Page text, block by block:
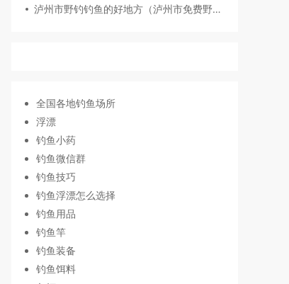
泸州市野钓钓鱼的好地方（泸州市免费野钓地点推荐）
全国各地钓鱼场所
浮漂
钓鱼小药
钓鱼微信群
钓鱼技巧
钓鱼浮漂怎么选择
钓鱼用品
钓鱼竿
钓鱼装备
钓鱼饵料